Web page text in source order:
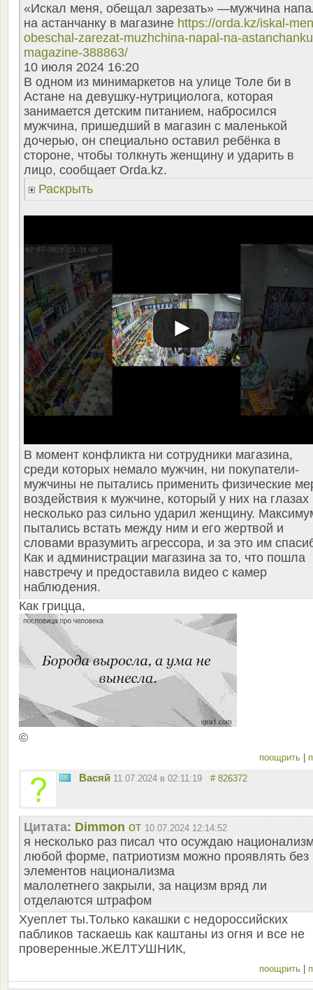
«Искал меня, обещал зарезать» —мужчина
на астанчанку в магазине https://orda.kz/iskal-
obeschal-zarezat-muzhchina-napal-na-
magazine-388863/
10 июля 2024 16:20
В одном из минимаркетов на улице Толе би в
Астане на девушку-нутрициолога, которая
занимается детским питанием, набросился
мужчина, пришедший в магазин с маленькой
дочерью, он специально оставил ребёнка в
стороне, чтобы толкнуть женщину и ударить в
лицо, сообщает Orda.kz.
Раскрыть
В момент конфликта ни сотрудники магазина,
среди которых немало мужчин, ни покупатели-
мужчины не пытались применить физические
воздействия к мужчине, который у них на глазах
несколько раз сильно ударил женщину.
пытались встать между ним и его жертвой и
словами вразумить агрессора, и за это им
Как и администрации магазина за то, что пошла
навстречу и предоставила видео с камер
наблюдения.
Как грицца,
©
поощрить
Васяй 11.07.2024 в 02:11:19 # 826372
Цитата: Dimmon от 10.07.2024 12:14:52
я несколько раз писал что осуждаю
любой форме, патриотизм можно проявлять без
элементов национализма
малолетнего закрыли, за нацизм вряд ли
отделаются штрафом
Хуеплет ты.Только какашки с недороссийских
пабликов таскаешь как каштаны из огня и все не
проверенные.ЖЕЛТУШНИК,
поощрить